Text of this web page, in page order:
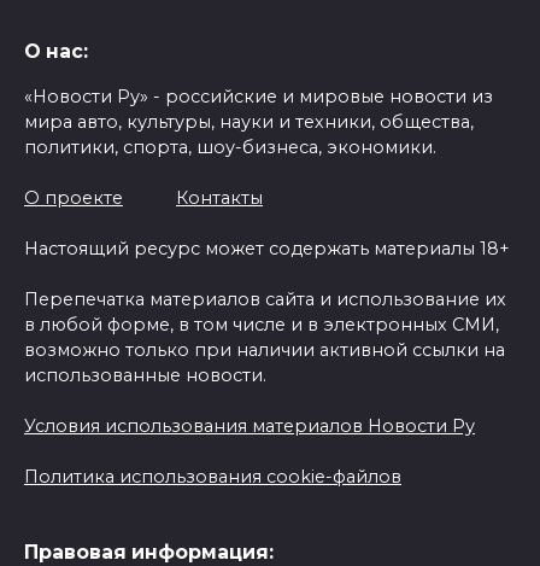
О нас:
«Новости Ру» - российские и мировые новости из
мира авто, культуры, науки и техники, общества,
политики, спорта, шоу-бизнеса, экономики.
О проекте Контакты
Настоящий ресурс может содержать материалы 18+
Перепечатка материалов сайта и использование их
в любой форме, в том числе и в электронных СМИ,
возможно только при наличии активной ссылки на
использованные новости.
Условия использования материалов Новости Ру
Политика использования cookie-файлов
Правовая информация: